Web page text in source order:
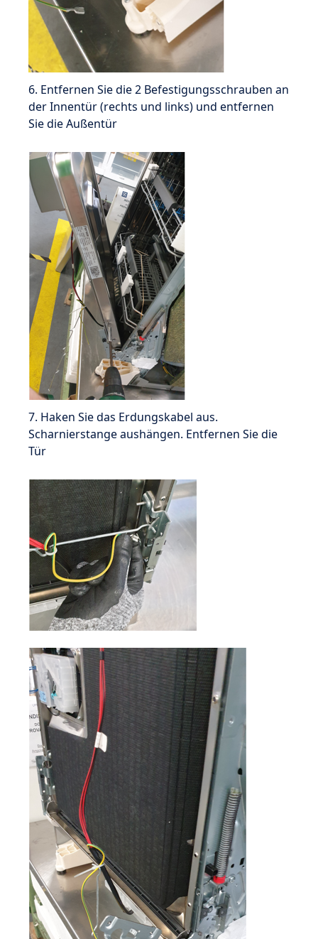
6. Entfernen Sie die 2 Befestigungsschrauben an
der Innentür (rechts und links) und entfernen
Sie die Außentür
7. Haken Sie das Erdungskabel aus.
Scharnierstange aushängen. Entfernen Sie die
Tür